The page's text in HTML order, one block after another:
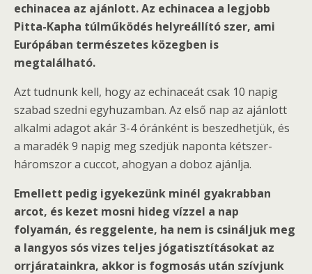
echinacea az ajánlott. Az echinacea a legjobb
Pitta-Kapha túlműködés helyreállító szer, ami
Európában természetes közegben is
megtalálható.
Azt tudnunk kell, hogy az echinaceát csak 10 napig
szabad szedni egyhuzamban. Az első nap az ajánlott
alkalmi adagot akár 3-4 óránként is beszedhetjük, és
a maradék 9 napig meg szedjük naponta kétszer-
háromszor a cuccot, ahogyan a doboz ajánlja.
Emellett pedig igyekezünk minél gyakrabban
arcot, és kezet mosni hideg vízzel a nap
folyamán, és reggelente, ha nem is csináljuk meg
a langyos sós vizes teljes jógatisztításokat az
orrjáratainkra, akkor is fogmosás után szívjunk